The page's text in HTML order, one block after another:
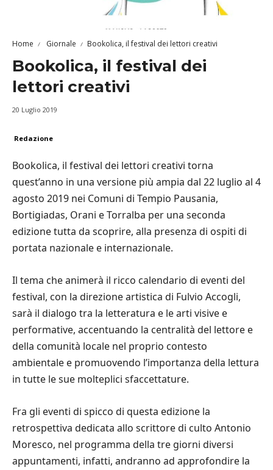
Home Giornale Bookolica, il festival dei lettori creativi
Bookolica, il festival dei
lettori creativi
20 Luglio 2019
Redazione
Bookolica, il festival dei lettori creativi torna
quest’anno in una versione più ampia dal 22 luglio al 4
agosto 2019 nei Comuni di Tempio Pausania,
Bortigiadas, Orani e Torralba per una seconda
edizione tutta da scoprire, alla presenza di ospiti di
portata nazionale e internazionale.
Il tema che animerà il ricco calendario di eventi del
festival, con la direzione artistica di Fulvio Accogli,
sarà il dialogo tra la letteratura e le arti visive e
performative, accentuando la centralità del lettore e
della comunità locale nel proprio contesto
ambientale e promuovendo l’importanza della lettura
in tutte le sue molteplici sfaccettature.
Fra gli eventi di spicco di questa edizione la
retrospettiva dedicata allo scrittore di culto Antonio
Moresco, nel programma della tre giorni diversi
appuntamenti, infatti, andranno ad approfondire la